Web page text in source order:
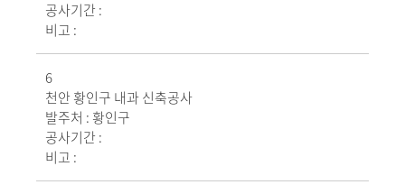
공사기간 :
비고 :
6
천안 황인구 내과 신축공사
발주처 : 황인구
공사기간 :
비고 :